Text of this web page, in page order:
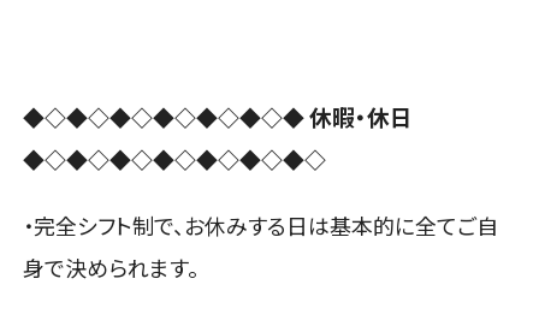
◆◇◆◇◆◇◆◇◆◇◆◇◆休暇・休日
◆◇◆◇◆◇◆◇◆◇◆◇◆◇
・完全シフト制で、お休みする日は基本的に全てご自
身で決められます。